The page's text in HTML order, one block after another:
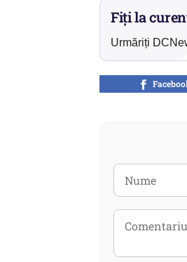
Fiți la
Urmăriți